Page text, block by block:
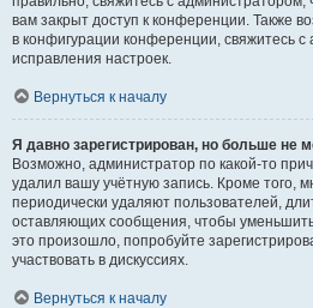
вам закрыт доступ к конференции. Также
в конфигурации конференции, свяжитесь
исправления настроек.
Вернуться к началу
Я давно зарегистрирован, но больше не
Возможно, администратор по какой-то
удалил вашу учётную запись. Кроме того,
периодически удаляют пользователей,
оставляющих сообщения, чтобы
это произошло, попробуйте
участвовать в дискуссиях.
Вернуться к началу